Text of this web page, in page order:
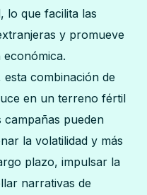
lo que facilita las
y promueve
económica.
combinación de
en un terreno fértil
campañas pueden
la volatilidad y más
plazo, impulsar la
narrativas de